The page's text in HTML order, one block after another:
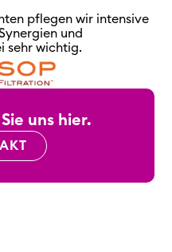
pflegen wir intensive
und
sehr wichtig.
uns hier.